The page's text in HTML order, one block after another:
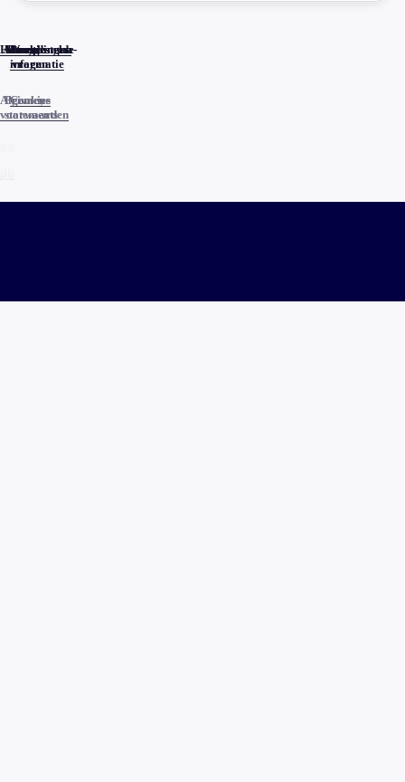
Home
Actueel
Uitzendingen
Reacties
Programma-
informatie
Veelgestelde
vragen
Algemene
voorwaarden
Privacy
statements
Cookies